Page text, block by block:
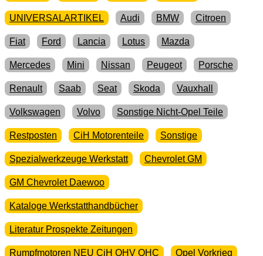
UNIVERSALARTIKEL Audi BMW Citroen
Fiat Ford Lancia Lotus Mazda
Mercedes Mini Nissan Peugeot Porsche
Renault Saab Seat Skoda Vauxhall
Volkswagen Volvo Sonstige Nicht-Opel Teile
Restposten CiH Motorenteile Sonstige
Spezialwerkzeuge Werkstatt Chevrolet GM
GM Chevrolet Daewoo
Kataloge Werkstatthandbücher
Literatur Prospekte Zeitungen
Rumpfmotoren NEU CiH OHV OHC Opel Vorkrieg